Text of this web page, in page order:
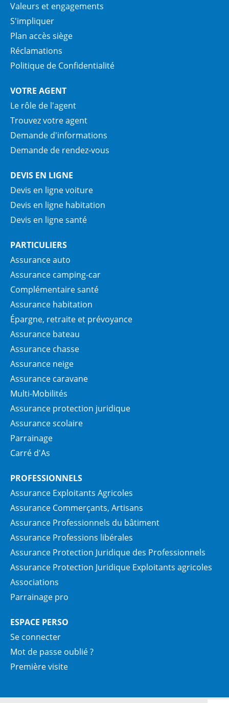
Valeurs et engagements
S'impliquer
Plan accès siège
Réclamations
Politique de Confidentialité
VOTRE AGENT
Le rôle de l'agent
Trouvez votre agent
Demande d'informations
Demande de rendez-vous
DEVIS EN LIGNE
Devis en ligne voiture
Devis en ligne habitation
Devis en ligne santé
PARTICULIERS
Assurance auto
Assurance camping-car
Complémentaire santé
Assurance habitation
Épargne, retraite et prévoyance
Assurance bateau
Assurance chasse
Assurance neige
Assurance caravane
Multi-Mobilités
Assurance protection juridique
Assurance scolaire
Parrainage
Carré d'As
PROFESSIONNELS
Assurance Exploitants Agricoles
Assurance Commerçants, Artisans
Assurance Professionnels du bâtiment
Assurance Professions libérales
Assurance Protection Juridique des Professionnels
Assurance Protection Juridique Exploitants agricoles
Associations
Parrainage pro
ESPACE PERSO
Se connecter
Mot de passe oublié ?
Première visite